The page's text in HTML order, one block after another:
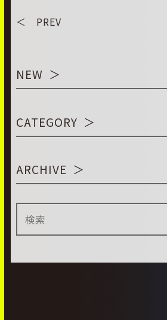
＜ PREV
NEW
CATEGORY
ARCHIVE